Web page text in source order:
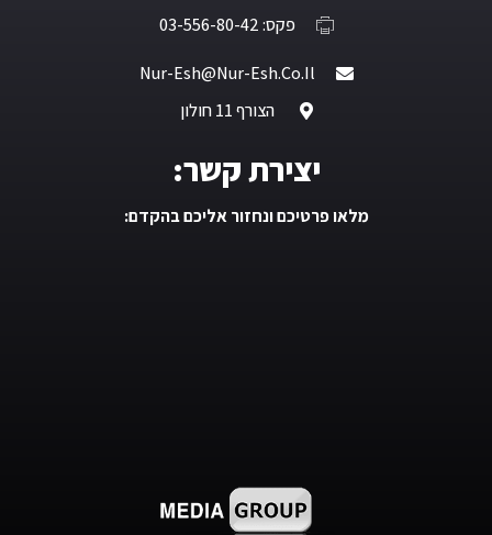
פקס: 03-556-80-42
Nur-Esh@nur-Esh.co.il
הצורף 11 חולון
יצירת קשר:
מלאו פרטיכם ונחזור אליכם בהקדם: